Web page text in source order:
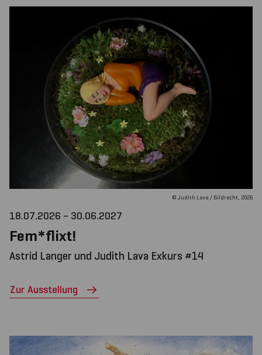
© Judith Lava / Bildrecht, 2026
18.07.2026 – 30.06.2027
Fem*flixt!
Astrid Langer und Judith Lava Exkurs #14
Zur Ausstellung